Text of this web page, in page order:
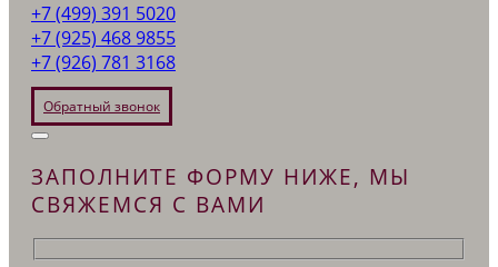
+7 (499) 391 5020
+7 (925) 468 9855
+7 (926) 781 3168
Обратный звонок
ЗАПОЛНИТЕ ФОРМУ НИЖЕ, МЫ
СВЯЖЕМСЯ С ВАМИ